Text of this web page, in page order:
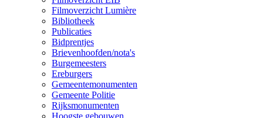
Filmoverzicht Lumière
Bibliotheek
Publicaties
Bidprentjes
Brievenhoofden/nota's
Burgemeesters
Ereburgers
Gemeentemonumenten
Gemeente Politie
Rijksmonumenten
Hoogste gebouwen